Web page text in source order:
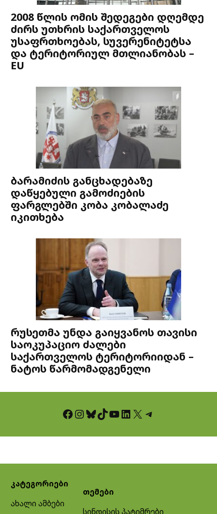
2008 წლის ომის შედეგები დღემდე
ძირს უთხრის საქართველოს
უსაფრთხოებას, სუვერენიტეტსა
და ტერიტორიულ მთლიანობას –
EU
ბარამიძის განცხადებაზე
დაწყებული გამოძიების
ფარგლებში კობა კობალაძე
იკითხება
რუსეთმა უნდა გაიყვანოს თავისი
საოკუპაციო ძალები
საქართველოს ტერიტორიიდან –
ნატოს წარმომადგენელი
Facebook InstagramBluesky TikTok YouTube LinkedIn X Telegram
კატეგორიები
ახალი ამბები
თემები
სინდისის პატიმრები